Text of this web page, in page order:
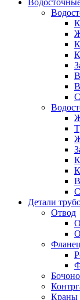
Детали
Отвод
Фланец
Краны